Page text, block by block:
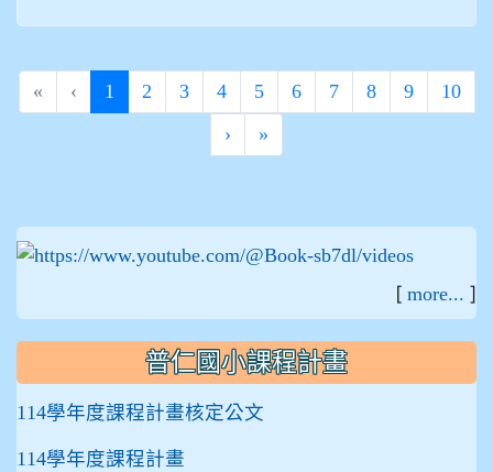
« ‹ 1 (current)
2 3 4 5 6 7 8 9 10
› »
[ more... ]
普仁國小課程計畫
114學年度課程計畫核定公文
114學年度課程計畫